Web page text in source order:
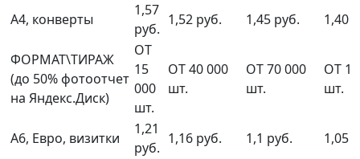
А4, конверты
1,57
руб.
1,52 руб. 1,45 руб. 1,40
ФОРМАТ\ТИРАЖ
(до 50% фотоотчет
на Яндекс.Диск)
ОТ
15
000
шт.
ОТ 40 000
шт.
ОТ 70 000
шт.
ОТ
шт.
А6, Евро, визитки
1,21
руб.
1,16 руб. 1,1 руб. 1,05